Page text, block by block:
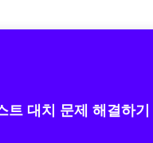
트 대치 문제 해결하기